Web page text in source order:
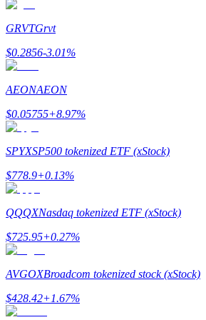
Polecaj
BTC Welcome Rewards
GRVTGrvt
$0.2856-3.01%
AEONAEON
$0.05755+8.97%
SPYXSP500 tokenized ETF (xStock)
$778.9+0.13%
QQQXNasdaq tokenized ETF (xStock)
$725.95+0.27%
AVGOXBroadcom tokenized stock (xStock)
$428.42+1.67%